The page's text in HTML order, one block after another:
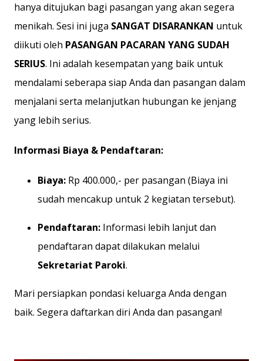
hanya ditujukan bagi pasangan yang akan segera
menikah. Sesi ini juga SANGAT DISARANKAN untuk
diikuti oleh PASANGAN PACARAN YANG SUDAH
SERIUS. Ini adalah kesempatan yang baik untuk
mendalami seberapa siap Anda dan pasangan dalam
menjalani serta melanjutkan hubungan ke jenjang
yang lebih serius.
Informasi Biaya & Pendaftaran:
Biaya: Rp 400.000,- per pasangan (Biaya ini
sudah mencakup untuk 2 kegiatan tersebut).
Pendaftaran: Informasi lebih lanjut dan
pendaftaran dapat dilakukan melalui
Sekretariat Paroki.
Mari persiapkan pondasi keluarga Anda dengan
baik. Segera daftarkan diri Anda dan pasangan!